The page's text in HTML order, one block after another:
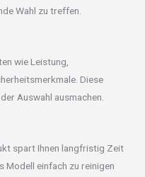
Wahl zu treffen.
wie Leistung,
Diese
Auswahl ausmachen.
spart Ihnen langfristig Zeit
Modell einfach zu reinigen